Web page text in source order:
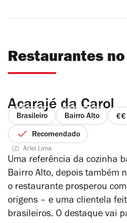
Restaurantes
Acarajé da Carol
Brasileiro Bairro Alto
4
Recomendado
Arlei Lima
Uma referência da cozinha
Bairro Alto, depois também
o restaurante prosperou
origens – e uma clientela
brasileiros. O destaque vai